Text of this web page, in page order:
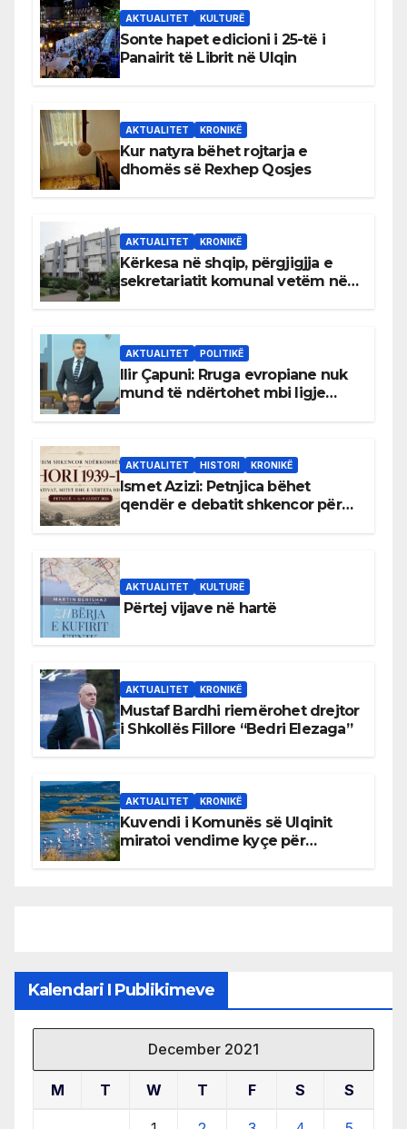
AKTUALITET KULTURË
Sonte hapet edicioni i 25-të i
Panairit të Librit në Ulqin
AKTUALITET KRONIKË
Kur natyra bëhet rojtarja e
dhomës së Rexhep Qosjes
AKTUALITET KRONIKË
Kërkesa në shqip, përgjigjja e
sekretariatit komunal vetëm në
AKTUALITET POLITIKË
Ilir Çapuni: Rruga evropiane nuk
mund të ndërtohet mbi ligje
AKTUALITET HISTORI KRONIKË
Ismet Azizi: Petnjica bëhet
qendër e debatit shkencor për
AKTUALITET KULTURË
Përtej vijave në hartë
AKTUALITET KRONIKË
Mustaf Bardhi riemërohet drejtor
i Shkollës Fillore “Bedri Elezaga”
AKTUALITET KRONIKË
Kuvendi i Komunës së Ulqinit
miratoi vendime kyçe për
Kalendari I Publikimeve
December 2021
M T W T F S S